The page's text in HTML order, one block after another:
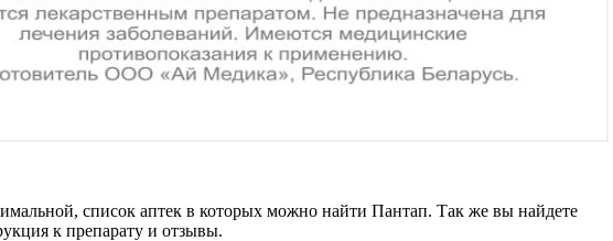
список аптек в которых можно найти Пантап. Так же вы найдете
к препарату и отзывы.